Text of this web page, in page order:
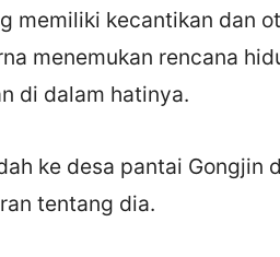
memiliki kecantikan dan
menemukan rencana
di dalam hatinya.
ke desa pantai Gongjin
tentang dia.